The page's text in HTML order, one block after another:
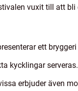
vuxit till att
ett
kycklingar serveras.
erbjuder även